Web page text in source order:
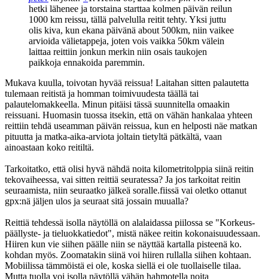
hetki lähenee ja torstaina starttaa kolmen päivän reilun
1000 km reissu, tällä palvelulla reitit tehty. Yksi juttu
olis kiva, kun ekana päivänä about 500km, niin vaikee
arvioida välietappeja, joten vois vaikka 50km välein
laittaa reittiin jonkun merkin niin osais taukojen
paikkoja ennakoida paremmin.
Mukava kuulla, toivotan hyvää reissua! Laitahan sitten palautetta
tulemaan reitistä ja homman toimivuudesta täällä tai
palautelomakkeella. Minun pitäisi tässä suunnitella omaakin
reissuani. Huomasin tuossa itsekin, että on vähän hankalaa yhteen
reittiin tehdä useamman päivän reissua, kun en helposti näe matkan
pituutta ja matka-aika-arviota joltain tietyltä pätkältä, vaan
ainoastaan koko reitiltä.
Tarkoitatko, että olisi hyvä nähdä noita kilometritolppia siinä reitin
tekovaiheessa, vai sitten reittiä seuratessa? Ja jos tarkoitat reitin
seuraamista, niin seuraatko jälkeä soralle.fiissä vai oletko ottanut
gpx:nä jäljen ulos ja seuraat sitä jossain muualla?
Reittiä tehdessä isolla näytöllä on alalaidassa piilossa se "Korkeus-
päällyste- ja tieluokkatiedot", mistä näkee reitin kokonaisuudessaan.
Hiiren kun vie siihen päälle niin se näyttää kartalla pisteenä ko.
kohdan myös. Zoomatakin siinä voi hiiren rullalla siihen kohtaan.
Mobiilissa tämmöistä ei ole, koska siellä ei ole tuollaiselle tilaa.
Mutta tuolla voi isolla näytöllä vähän hahmotella noita